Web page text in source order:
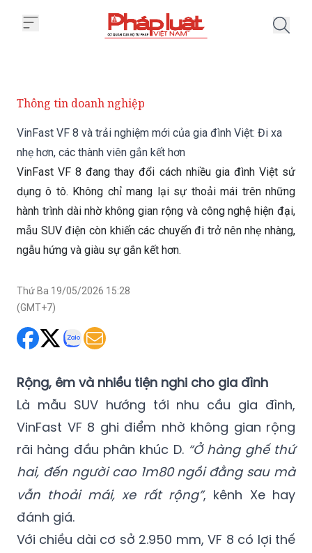
Thông tin doanh nghiệp
VinFast VF 8 và trải nghiệm mới của gia đình Việt: Đi xa
nhẹ hơn, các thành viên gắn kết hơn
VinFast VF 8 đang thay đổi cách nhiều gia đình Việt sử
dụng ô tô. Không chỉ mang lại sự thoải mái trên những
hành trình dài nhờ không gian rộng và công nghệ hiện đại,
ngẫu hứng và giàu sự gắn kết hơn.
Thứ Ba 19/05/2026 15:28
Rộng, êm và nhiều tiện nghi cho gia đình
Là mẫu SUV hướng tới nhu cầu gia đình,
VinFast VF 8 ghi điểm nhờ không gian rộng
rãi hàng đầu phân khúc D.“Ở hàng ghế thứ
hai, đến người cao 1m80 ngồi đằng sau mà
vẫn thoải mái, xe rất rộng”, kênh Xe hay